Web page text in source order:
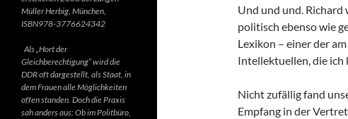
Und und und.
politisch ebenso wie
Lexikon – einer der
Intellektuellen, die ich
Nicht zufällig fand
Empfang in der
Müller Herbig, München,
ISBN978-3776624342
Als „Hort der
Gleichberechtigung“ wird die
DDR oft dargestellt, als Staat, in
dem Frauen alle Möglichkeiten
offen standen. Doch die Praxis
sah anders aus: Ob im Politbüro,